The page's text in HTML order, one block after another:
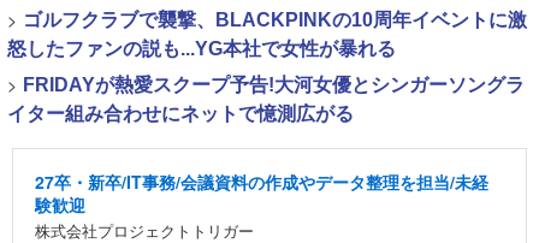
> ゴルフクラブで襲撃、BLACKPINKの10周年イベントに激
怒したファンの説も...YG本社で女性が暴れる
> FRIDAYが熱愛スクープ予告!大河女優とシンガーソングラ
イター組み合わせにネットで憶測広がる
27卒・新卒/IT事務/会議資料の作成やデータ整理を担当/未経
験歓迎
株式会社プロジェクトトリガー